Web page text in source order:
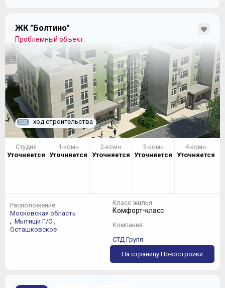
ЖК "Болтино"
Проблемный объект.
202 ход строительства
Студия
Уточняется
1-комн
Уточняется
2-комн
Уточняется
3-комн
Уточняется
4-комн
Уточняется
Расположение
Московская область
, Мытищи Г/О ,
Осташковское
Класс жилья
Комфорт-класс
Компания
СТД Групп
На страницу Новостройки